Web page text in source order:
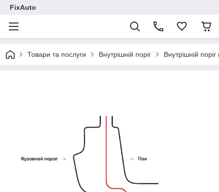
FixAuto
Товари та послуги Внутрішній поріг Внутрішній